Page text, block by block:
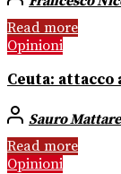
Read more
Opinioni
Ceuta: attacco
Sauro
Read more
Opinioni